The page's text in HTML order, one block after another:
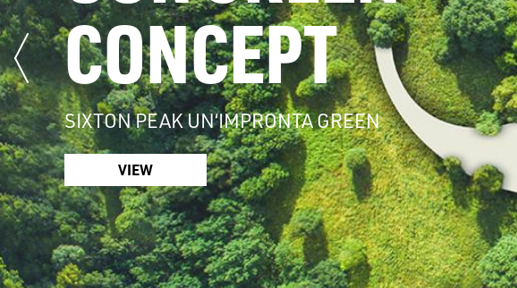
CONCEPT
SIXTON PEAK UN‘IMPRONTA GREEN
VIEW